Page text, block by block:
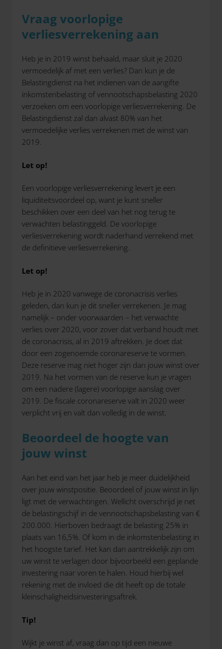
Vraag voorlopige
verliesverrekening aan
Heb je in 2019 winst behaald, maar sluit je 2020
vermoedelijk af met een verlies? Dan kun je de
Belastingdienst na het indienen van de aangifte
inkomstenbelasting of vennootschapsbelasting 2020
verzoeken om een voorlopige verliesverrekening. De
Belastingdienst zal dan alvast 80% van het
vermoedelijke verlies verrekenen met de winst van
2019.
Let op!
Een voorlopige verliesverrekening levert je een
liquiditeitsvoordeel op, want je kunt sneller
beschikken over een deel van het nog terug te
verwachten belastinggeld. De voorlopige
verliesverrekening wordt naderhand verrekend met
de definitieve verliesverrekening.
Let op!
Heb je in 2020 vanwege de coronacrisis verlies
geleden, dan kun je dit sneller verrekenen. Je mag
namelijk – onder voorwaarden – het verwachte
verlies over 2020, voor zover dat verband houdt met
de coronacrisis, al in 2019 aftrekken. Je doet dat
door een zogenoemde coronareserve te vormen.
Deze reserve mag niet hoger zijn dan jouw winst over
2019. Na het vormen van de reserve kun je vragen
om een nadere (lagere) voorlopige aanslag over
2019. De fiscale coronareserve valt in 2020 weer
verplicht vrij en valt dan volledig in de winst.
Beoordeel de hoogte van
jouw winst
Aan het eind van het jaar heb je meer duidelijkheid
over jouw winstpositie. Beoordeel of jouw winst in lijn
ligt met de verwachtingen. Wellicht overschrijd je net
de belastingschijf in de vennootschapsbelasting van €
200.000. Hierboven bedraagt de belasting 25% in
plaats van 16,5%. Of kom in de inkomstenbelasting in
het hoogste tarief. Het kan dan aantrekkelijk zijn om
uw winst te verlagen door bijvoorbeeld een geplande
investering naar voren te halen. Houd hierbij wel
rekening met de invloed die dit heeft op de totale
kleinschaligheidsinvesteringsaftrek.
Tip!
Wijkt je winst af, vraag dan op tijd een nieuwe